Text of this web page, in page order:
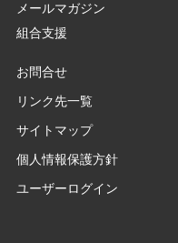
メールマガジン
組合支援
お問合せ
リンク先一覧
サイトマップ
個人情報保護方針
ユーザーログイン